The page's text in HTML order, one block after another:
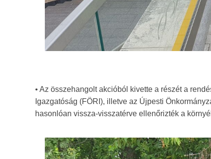
• Az összehangolt akcióból kivette a részét a
Igazgatóság (FÖRI), illetve az Újpesti
hasonlóan vissza-visszatérve ellenőrizték a